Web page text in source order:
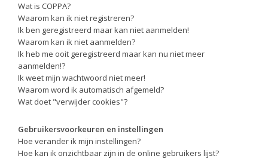
Wat is COPPA?
Waarom kan ik niet registreren?
Ik ben geregistreerd maar kan niet aanmelden!
Waarom kan ik niet aanmelden?
Ik heb me ooit geregistreerd maar kan nu niet meer
aanmelden!?
Ik weet mijn wachtwoord niet meer!
Waarom word ik automatisch afgemeld?
Wat doet "verwijder cookies"?
Gebruikersvoorkeuren en instellingen
Hoe verander ik mijn instellingen?
Hoe kan ik onzichtbaar zijn in de online gebruikers lijst?